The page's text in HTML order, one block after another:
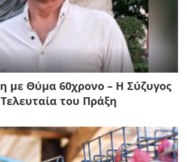
με Θύμα 60χρονο – Η Σύζυγος
του Πράξη